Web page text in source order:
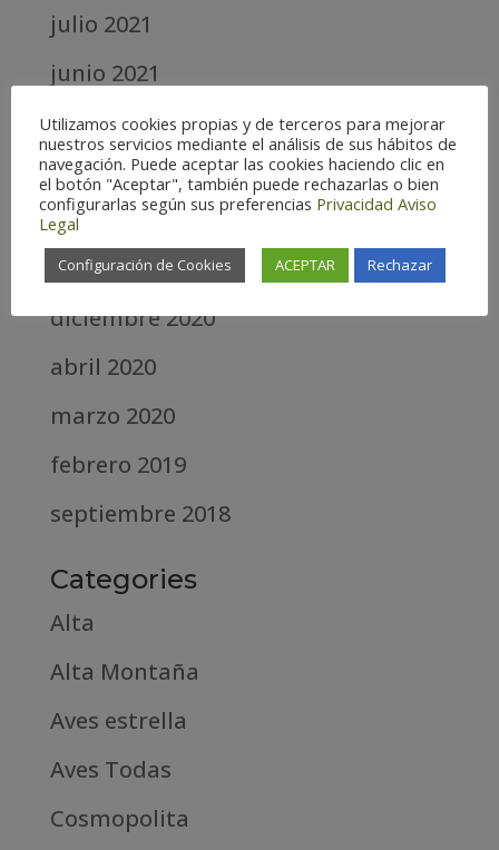
julio 2021
junio 2021
mayo 2021
abril 2021
marzo 2021
febrero 2021
diciembre 2020
abril 2020
marzo 2020
febrero 2019
septiembre 2018
Categories
Alta
Alta Montaña
Aves estrella
Aves Todas
Cosmopolita
Utilizamos cookies propias y de terceros para mejorar
nuestros servicios mediante el análisis de sus hábitos de
navegación. Puede aceptar las cookies haciendo clic en
el botón "Aceptar", también puede rechazarlas o bien
configurarlas según sus preferencias Privacidad Aviso
Legal
Configuración de Cookies ACEPTAR Rechazar